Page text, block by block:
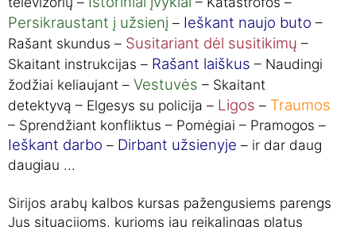
Persikraustant į užsienį – Ieškant naujo buto –
Rašant skundus – Susitariant dėl susitikimų –
Skaitant instrukcijas – Rašant laiškus – Naudingi
žodžiai keliaujant – Vestuvės – Skaitant
detektyvą – Elgesys su policija – Ligos – Traumos
– Sprendžiant konfliktus – Pomėgiai – Pramogos –
Ieškant darbo – Dirbant užsienyje – ir dar daug
daugiau ...
Sirijos arabų kalbos kursas pažengusiems parengs
Jus situacijoms, kurioms jau reikalingas platus